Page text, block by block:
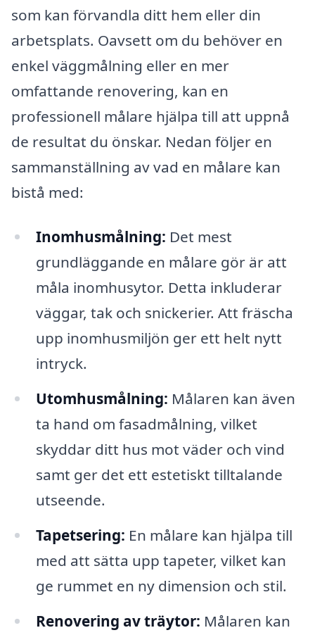
som kan förvandla ditt hem eller din
arbetsplats. Oavsett om du behöver en
enkel väggmålning eller en mer
omfattande renovering, kan en
professionell målare hjälpa till att uppnå
de resultat du önskar. Nedan följer en
sammanställning av vad en målare kan
bistå med:
Inomhusmålning: Det mest
grundläggande en målare gör är att
måla inomhusytor. Detta inkluderar
väggar, tak och snickerier. Att fräscha
upp inomhusmiljön ger ett helt nytt
intryck.
Utomhusmålning: Målaren kan även
ta hand om fasadmålning, vilket
skyddar ditt hus mot väder och vind
samt ger det ett estetiskt tilltalande
utseende.
Tapetsering: En målare kan hjälpa till
med att sätta upp tapeter, vilket kan
ge rummet en ny dimension och stil.
Renovering av träytor: Målaren kan